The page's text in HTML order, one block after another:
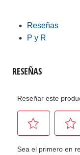
Reseñas
P y R